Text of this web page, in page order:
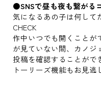
●SNSで昼も夜も繋がる
気になるあの子は何して
CHECK
作中いつでも開くことが
が見ていない間、カノジ
投稿を確認することがで
トーリーズ機能もお見逃